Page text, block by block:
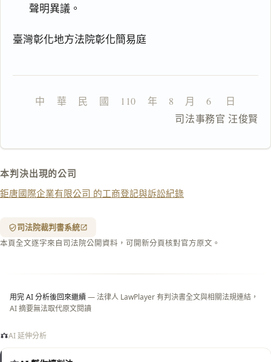
聲明異議。
臺灣彰化地方法院彰化簡易庭
中    華    民    國    110    年    8    月    6     日
                      司法事務官 汪俊賢
本判決出現的公司
鉅唐國際企業有限公司 的工商登記與訴訟紀錄
司法院裁判書系統
本頁全文逐字來自司法院公開資料，可開新分頁核對官方原文。
用完 AI 分析後回來繼續— 法律人 LawPlayer 有判決書全文與相關法規連結，
AI 摘要無法取代原文閱讀
AI 延伸分析
全